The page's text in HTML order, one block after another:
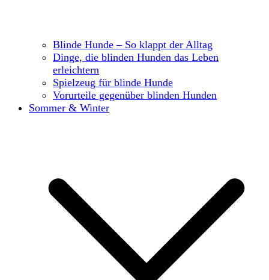
Blinde Hunde – So klappt der Alltag
Dinge, die blinden Hunden das Leben
erleichtern
Spielzeug für blinde Hunde
Vorurteile gegenüber blinden Hunden
Sommer & Winter